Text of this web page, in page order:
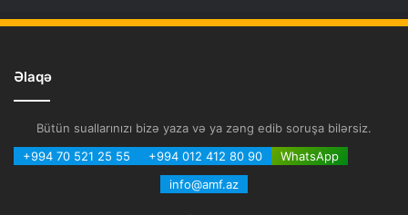
Əlaqə
Bütün suallarınızı bizə yaza və ya zəng edib soruşa bilərsiz.
+994 70 521 25 55
+994 012 412 80 90
WhatsApp
info@amf.az